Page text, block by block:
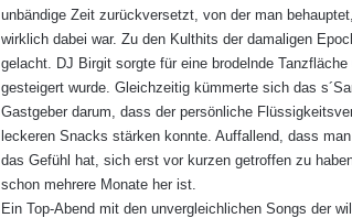
unbändige Zeit zurückversetzt, von der man
wirklich dabei war. Zu den Kulthits der damaligen
gelacht. DJ Birgit sorgte für eine brodelnde
gesteigert wurde. Gleichzeitig kümmerte sich das
Gastgeber darum, dass der persönliche
leckeren Snacks stärken konnte. Auffallend, dass
das Gefühl hat, sich erst vor kurzen getroffen zu
schon mehrere Monate her ist.
Ein Top-Abend mit den unvergleichlichen Songs der